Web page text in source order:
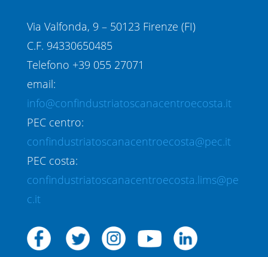
Via Valfonda, 9 – 50123 Firenze (FI)
C.F. 94330650485
Telefono +39 055 27071
email:
info@confindustriatoscanacentroecosta.it
PEC centro:
confindustriatoscanacentroecosta@pec.it
PEC costa:
confindustriatoscanacentroecosta.lims@pe
c.it